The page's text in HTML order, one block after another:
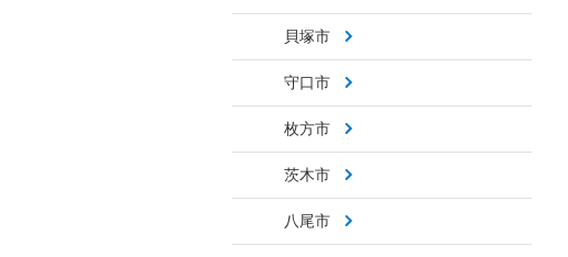
貝塚市
守口市
枚方市
茨木市
八尾市